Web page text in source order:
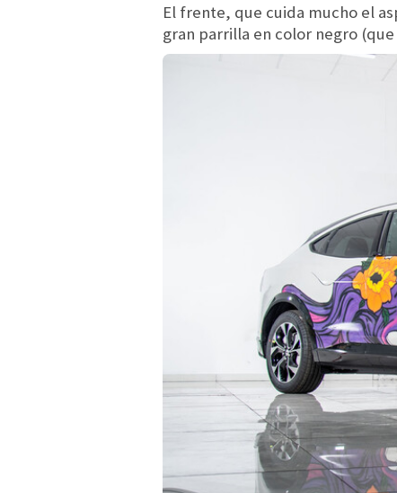
El frente, que cuida mucho el
gran parrilla en color negro